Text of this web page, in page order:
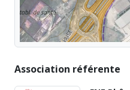
Association référente